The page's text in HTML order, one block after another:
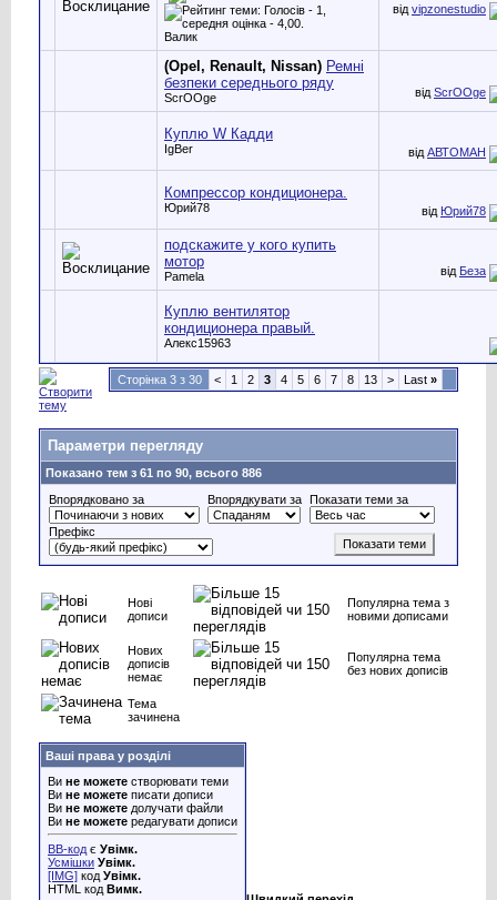
Валик
від vipzonestudio
(Opel, Renault, Nissan) Ремні
безпеки середнього ряду
ScrOOge від ScrOOge
Куплю W Кадди
IgBer від АВТОМАН
Компрессор кондиционера.
Юрий78 від Юрий78
подскажите у кого купить
мотор
Pamela від Беза
Куплю вентилятор
кондиционера правый.
Алекс15963
Сторінка 3 з 30 < 1 2 3 4 5 6 7 8 13 > Last »
Параметри перегляду
Показано тем з 61 по 90, всього 886
Впорядковано за
Впорядкувати за Показати теми за
Префікс
Нові
дописи
Популярна тема з
новими дописами
Нових
дописів
немає
Популярна тема
без нових дописів
Тема
зачинена
Ваші права у розділі
Ви не можете створювати теми
Ви не можете писати дописи
Ви не можете долучати файли
Ви не можете редагувати дописи
BB-код є Увімк.
Усмішки Увімк.
[IMG] код Увімк.
HTML код Вимк.